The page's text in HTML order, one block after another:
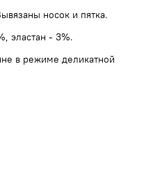
носок и пятка.
эластан - 3%.
в режиме деликатной